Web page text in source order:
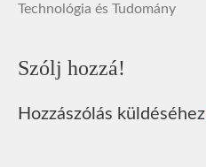
Technológia és Tudomány
Szólj hozzá!
Hozzászólás küldéséhez